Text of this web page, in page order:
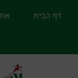
דף הבית